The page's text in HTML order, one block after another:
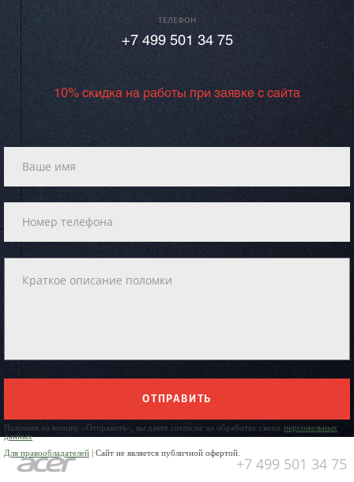
ТЕЛЕФОН
+7 499 501 34 75
10% скидка на работы при заявке с сайта
ОТПРАВИТЬ
Нажимая на кнопку «Отправить», вы даете согласие на обработку своих персональных
данных
Для правообладателей | Сайт не является публичной офертой.
+7 499 501 34 75